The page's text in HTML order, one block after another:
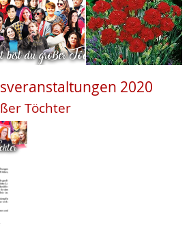
2020
Töchter